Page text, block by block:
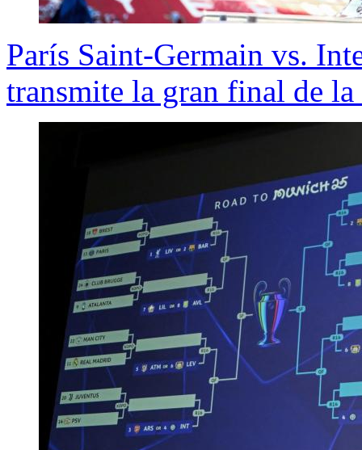
París Saint-Germain vs.
transmite la gran final de